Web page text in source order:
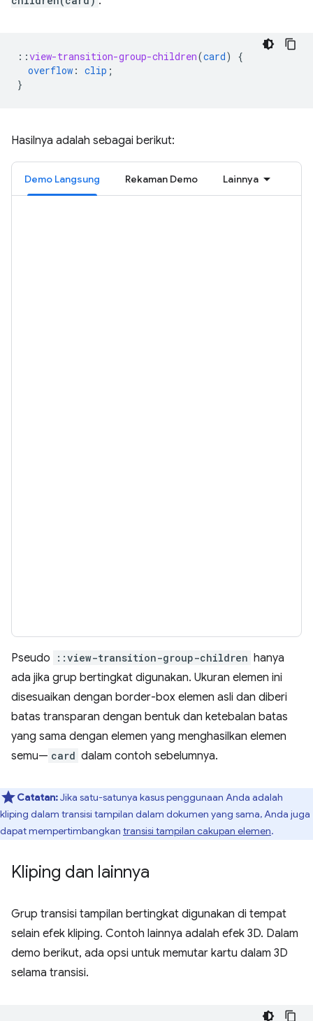
::view-transition-group-children(card)
{
overflow : clip ;
}
Hasilnya adalah sebagai berikut:
Demo Langsung Rekaman Demo Lainnya
Pseudo ::view-transition-group-children hanya
ada jika grup bertingkat digunakan. Ukuran elemen ini
disesuaikan dengan border-box elemen asli dan diberi
batas transparan dengan bentuk dan ketebalan batas
yang sama dengan elemen yang menghasilkan elemen
semu— card dalam contoh sebelumnya.
Catatan:Jika satu-satunya kasus penggunaan Anda adalah
kliping dalam transisi tampilan dalam dokumen yang sama, Anda juga
dapat mempertimbangkan transisi tampilan cakupan elemen.
Kliping dan lainnya
Grup transisi tampilan bertingkat digunakan di tempat
selain efek kliping. Contoh lainnya adalah efek 3D. Dalam
demo berikut, ada opsi untuk memutar kartu dalam 3D
selama transisi.